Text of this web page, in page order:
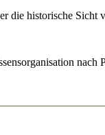
die historische